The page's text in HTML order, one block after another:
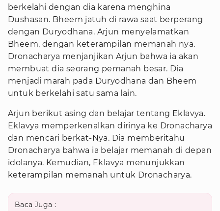
berkelahi dengan dia karena menghina
Dushasan. Bheem jatuh di rawa saat berperang
dengan Duryodhana. Arjun menyelamatkan
Bheem, dengan keterampilan memanah nya.
Dronacharya menjanjikan Arjun bahwa ia akan
membuat dia seorang pemanah besar. Dia
menjadi marah pada Duryodhana dan Bheem
untuk berkelahi satu sama lain.
Arjun berikut asing dan belajar tentang Eklavya.
Eklavya memperkenalkan dirinya ke Dronacharya
dan mencari berkat-Nya. Dia memberitahu
Dronacharya bahwa ia belajar memanah di depan
idolanya. Kemudian, Eklavya menunjukkan
keterampilan memanah untuk Dronacharya.
Baca Juga :